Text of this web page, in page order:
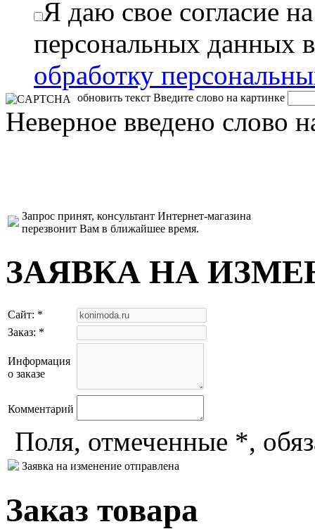
Я даю свое согласие
персональных данных
обработку
обновить текст Введите слово на картинке
Неверное введено слово
Запрос принят, консультант Интернет-магазина
перезвонит Вам в ближайшее время.
ЗАЯВКА НА
Сайт: *
Заказ: *
Информация
о заказе
Комментарий
Поля, отмеченные *,
Заявка на изменение отправлена
Заказ товара